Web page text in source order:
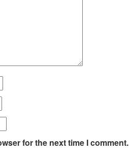
for the next time I comment.